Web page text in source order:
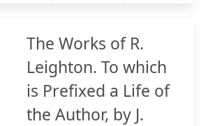
The Works of R.
Leighton. To which
is Prefixed a Life of
the Author, by J.